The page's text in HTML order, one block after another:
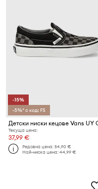
-15%
-5%* с код: FS
Текуща цена:
37,99 €
Редовна цена:54,90 €
Най-ниска цена:44,99 €